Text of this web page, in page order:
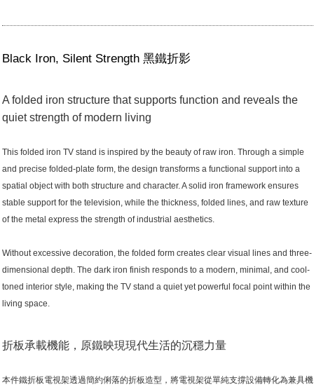
Black Iron, Silent Strength 黑鐵折影
A folded iron structure that supports function and reveals the
quiet strength of modern living
This folded iron TV stand is inspired by the beauty of raw iron. Through a simple
and precise folded-plate form, the design transforms a functional support into a
spatial object with both structure and character. A solid iron framework ensures
stable support for the television, while the thickness, folded lines, and raw texture
of the metal express the strength of industrial aesthetics.
Without excessive decoration, the folded form creates clear visual lines and three-
dimensional depth. The dark iron finish responds to a modern, minimal, and cool-
toned interior style, making the TV stand a quiet yet powerful focal point within the
living space.
折板承載機能，原鐵映現現代生活的沉穩力量
本件鐵折板電視架透過簡約俐落的折板造型，將電視架從單純支撐設備轉化為兼具機